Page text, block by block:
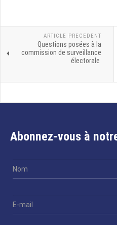
ARTICLE PRECEDENT
Questions posées à la
commission de surveillance
électorale
Abonnez-vous à